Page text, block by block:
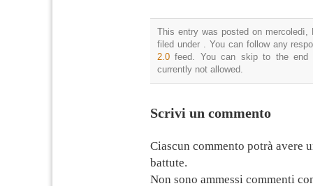
This entry was posted on
filed under . You can follow any
2.0 feed. You can skip to the end
currently not allowed.
Scrivi un commento
Ciascun commento potrà avere
battute.
Non sono ammessi commenti